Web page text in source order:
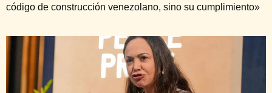
código de construcción venezolano, sino su cumplimiento»